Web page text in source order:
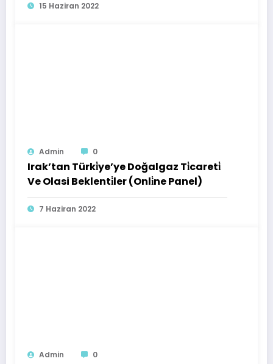
15 Haziran 2022
Admin 0
Irak’tan Türki̇ye’ye Doğalgaz Ti̇careti̇
Ve Olasi Beklenti̇ler (Onli̇ne Panel)
7 Haziran 2022
Admin 0